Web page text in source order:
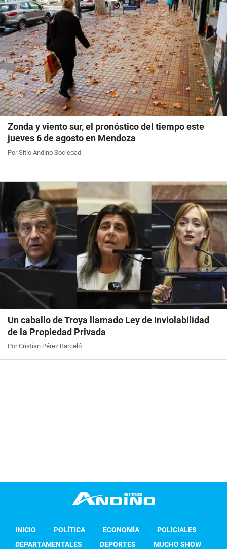
Zonda y viento sur, el pronóstico del tiempo este
jueves 6 de agosto en Mendoza
Por Sitio Andino Sociedad
Un caballo de Troya llamado Ley de Inviolabilidad
de la Propiedad Privada
Por Cristian Pérez Barceló
INICIO POLÍTICA ECONOMÍA
POLICIALES
DEPARTAMENTALES
DEPORTES MUCHO SHOW